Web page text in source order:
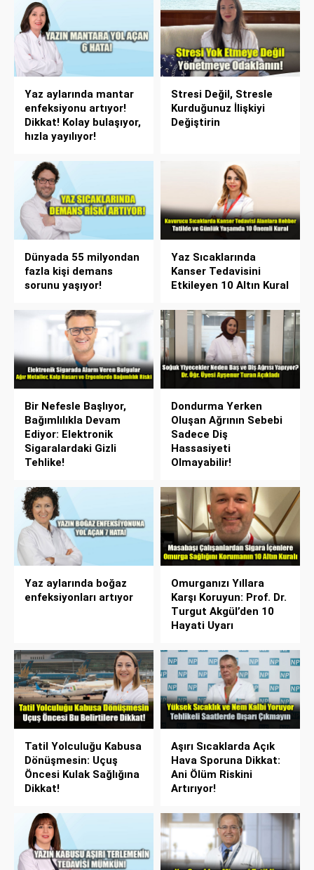
Yaz aylarında mantar
enfeksiyonu artıyor!
Dikkat! Kolay bulaşıyor,
hızla yayılıyor!
Stresi Değil, Stresle
Kurduğunuz İlişkiyi
Değiştirin
Dünyada 55 milyondan
fazla kişi demans
sorunu yaşıyor!
Yaz Sıcaklarında
Kanser Tedavisini
Etkileyen 10 Altın Kural
Bir Nefesle Başlıyor,
Bağımlılıkla Devam
Ediyor: Elektronik
Sigaralardaki Gizli
Tehlike!
Dondurma Yerken
Oluşan Ağrının Sebebi
Sadece Diş
Hassasiyeti
Olmayabilir!
Yaz aylarında boğaz
enfeksiyonları artıyor
Omurganızı Yıllara
Karşı Koruyun: Prof. Dr.
Turgut Akgül’den 10
Hayati Uyarı
Tatil Yolculuğu Kabusa
Dönüşmesin: Uçuş
Öncesi Kulak Sağlığına
Dikkat!
Aşırı Sıcaklarda Açık
Hava Sporuna Dikkat:
Ani Ölüm Riskini
Artırıyor!